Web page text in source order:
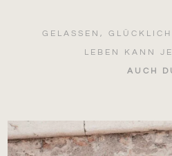
GELASSEN,
LEBEN KANN
AUCH